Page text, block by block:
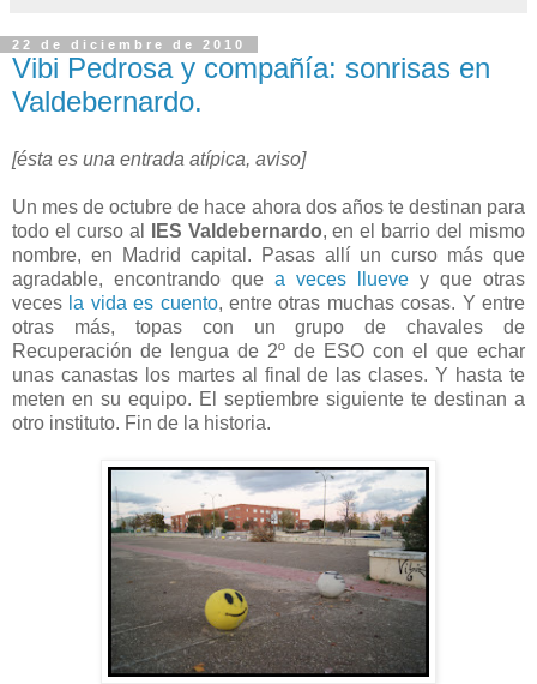
22 de diciembre de 2010
Vibi Pedrosa y compañía: sonrisas en
Valdebernardo.
[ésta es una entrada atípica, aviso]
Un mes de octubre de hace ahora dos años te destinan para
todo el curso al
IES Valdebernardo, en el barrio del mismo
nombre, en Madrid capital. Pasas allí un curso más que
agradable, encontrando que a veces llueve y que otras
veces la vida es cuento, entre otras muchas cosas. Y entre
otras más, topas con un grupo de chavales de
Recuperación de lengua de 2º de ESO con el que echar
unas canastas los martes al final de las clases. Y hasta te
meten en su equipo. El septiembre siguiente te destinan a
otro instituto. Fin de la historia.